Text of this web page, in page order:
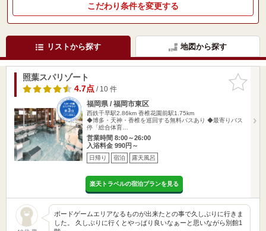
こだわり条件を変更する
リストから探す 地図から探す
お気に入
りに追加
照葉スパリゾート
4.7点/ 10 件
福岡県 / 福岡市東区
西鉄千早駅2.86km 香椎花園前駅1.75km
◆博多・天神・香椎を巡回する無料バスあり ◆最寄りバス
停「総合体育…
営業時間 8:00～26:00
入浴料金 990円～
日帰り 宿泊 露天風呂
楽天トラベルの宿泊プランを見る
ボードゲームエリアなるものが出来たとの事で久しぶりに行きま
した。 久しぶりに行くとやっぱり良いなぁーと思いながら別館1